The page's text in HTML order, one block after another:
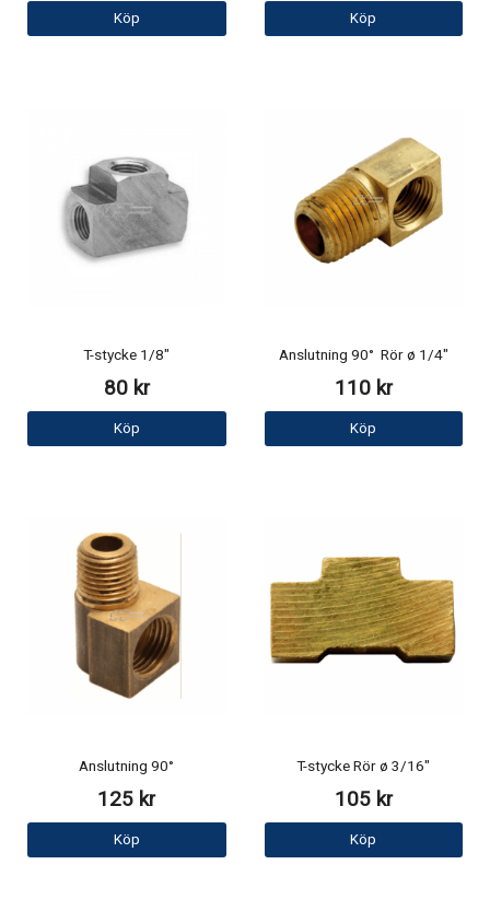
Köp Köp
T-stycke 1/8"
80 kr
Köp
Anslutning 90° Rör ø 1/4"
110 kr
Köp
Anslutning 90°
125 kr
Köp
T-stycke Rör ø 3/16"
105 kr
Köp